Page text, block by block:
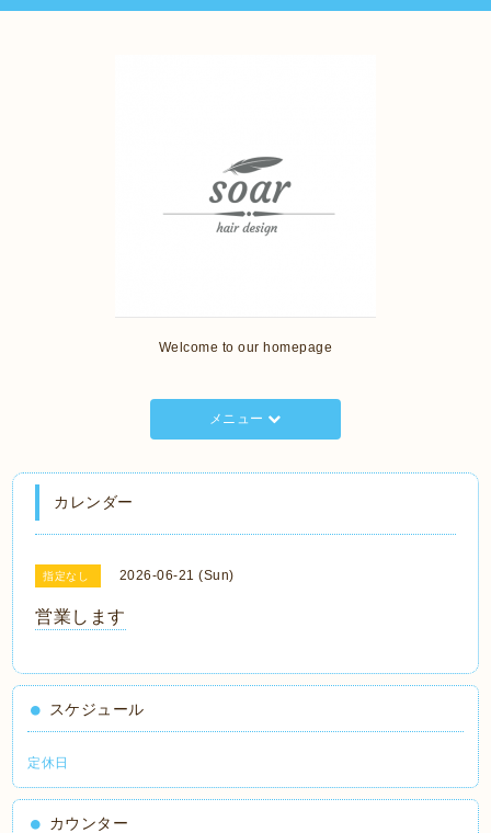
Welcome to our homepage
メニュー
カレンダー
指定なし 2026-06-21 (Sun)
営業します
スケジュール
定休日
カウンター